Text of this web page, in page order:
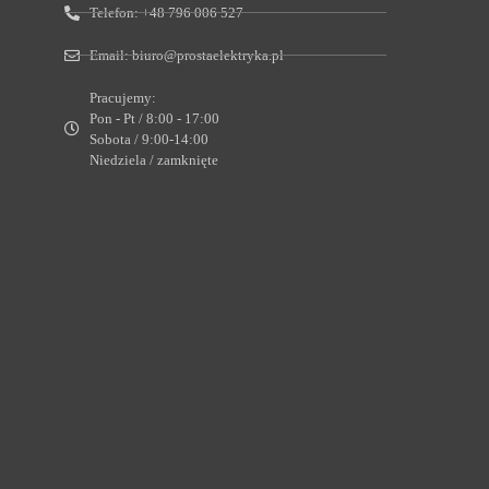
Telefon:+48 796 006 527
Email:biuro@prostaelektryka.pl
Pracujemy:
Pon - Pt / 8:00 - 17:00
Sobota / 9:00-14:00
Niedziela / zamknięte